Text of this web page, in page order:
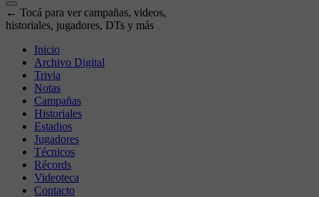
← Tocá para ver campañas, videos,
historiales, jugadores, DTs y más
Inicio
Archivo Digital
Trivia
Notas
Campañas
Historiales
Estadios
Jugadores
Técnicos
Récords
Videoteca
Contacto